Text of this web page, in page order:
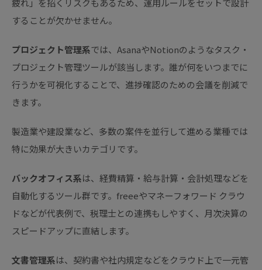
することが欠かせません。
プロジェクト管理系では、AsanaやNotionのようなタスク・
プロジェクト管理ツールが該当します。誰が何をいつまでに
行うかを可視化することで、進捗確認のための会議を削減で
きます。
製造業や建設業など、多数の案件を並行して進める業種では
特に効果が大きいカテゴリです。
バックオフィス系は、経費精算・給与計算・会計処理などを
自動化するツール群です。freeeやマネーフォワード クラウ
ドなどが代表例で、税理士との連携もしやすく、月次決算の
スピードアップに直結します。
文書管理系は、契約書や社内規定などをクラウド上で一元管